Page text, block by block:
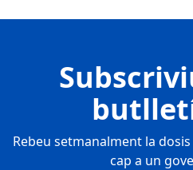
Rebeu setmanalment la
cap a un